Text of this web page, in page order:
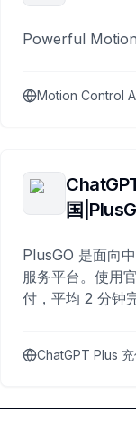
Powerful
Motion Control
国
PlusGO 是面向
服务平台。使用
付，平均 2 分钟
ChatGPT Plus